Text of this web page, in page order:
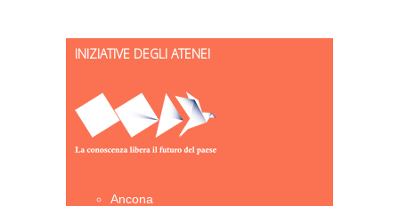
INIZIATIVE DEGLI ATENEI
Ancona